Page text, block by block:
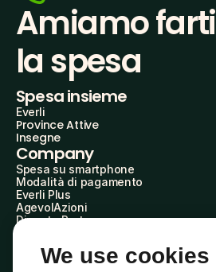
Amiamo farti
la spesa
Spesa insieme
Everli
Province Attive
Insegne
Company
Spesa su smartphone
Modalità di pagamento
Everli Plus
AgevolAzioni
Diventa Partner
Everli Shoppers
About Us
We use cookies